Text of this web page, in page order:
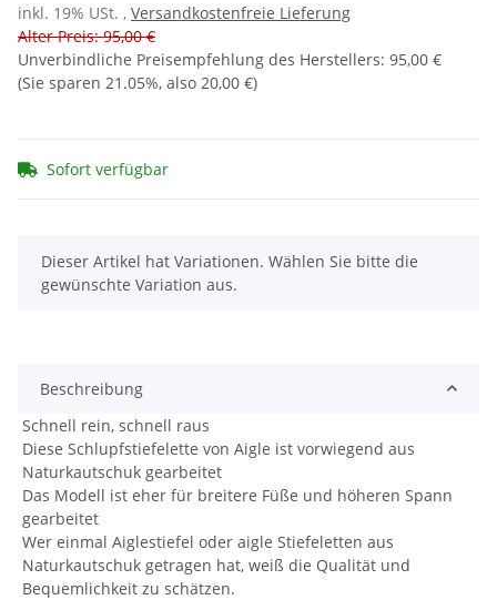
inkl. 19% USt. , Versandkostenfreie Lieferung
Alter Preis: 95,00 €
Unverbindliche Preisempfehlung des Herstellers: 95,00 €
(Sie sparen 21.05%, also 20,00 €)
Sofort verfügbar
x
Dieser Artikel hat Variationen. Wählen Sie bitte die
gewünschte Variation aus.
Beschreibung
Schnell rein, schnell raus
Diese Schlupfstiefelette von Aigle ist vorwiegend aus
Naturkautschuk gearbeitet
Das Modell ist eher für breitere Füße und höheren Spann
gearbeitet
Wer einmal Aiglestiefel oder aigle Stiefeletten aus
Naturkautschuk getragen hat, weiß die Qualität und
Bequemlichkeit zu schätzen.